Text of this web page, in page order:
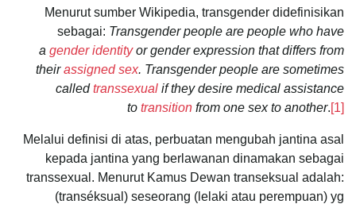
Menurut sumber Wikipedia, transgender didefinisikan
sebagai: Transgender people are people who have
a gender identityor gender expression that differs from
theirassigned sex. Transgender people are sometimes
calledtranssexual if they desire medical assistance
to transition from one sex to another.[1]
Melalui definisi di atas, perbuatan mengubah jantina asal
kepada jantina yang berlawanan dinamakan sebagai
transsexual. Menurut Kamus Dewan transeksual adalah:
(transéksual) seseorang (lelaki atau perempuan) yg